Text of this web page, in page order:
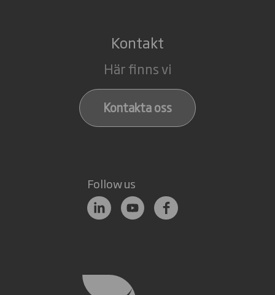
Kontakt
Här finns vi
Kontakta oss
Follow us